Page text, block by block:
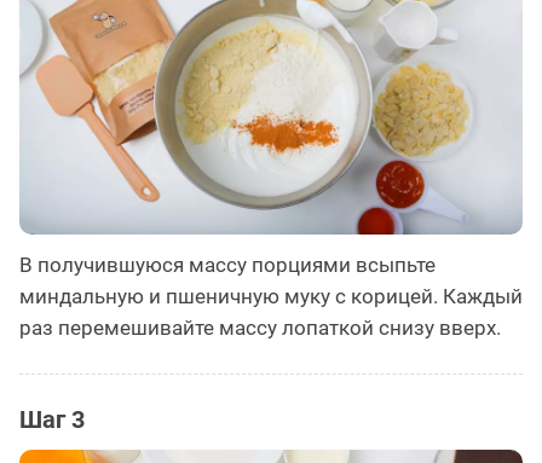
В получившуюся массу порциями всыпьте
миндальную и пшеничную муку с корицей. Каждый
раз перемешивайте массу лопаткой снизу вверх.
Шаг 3